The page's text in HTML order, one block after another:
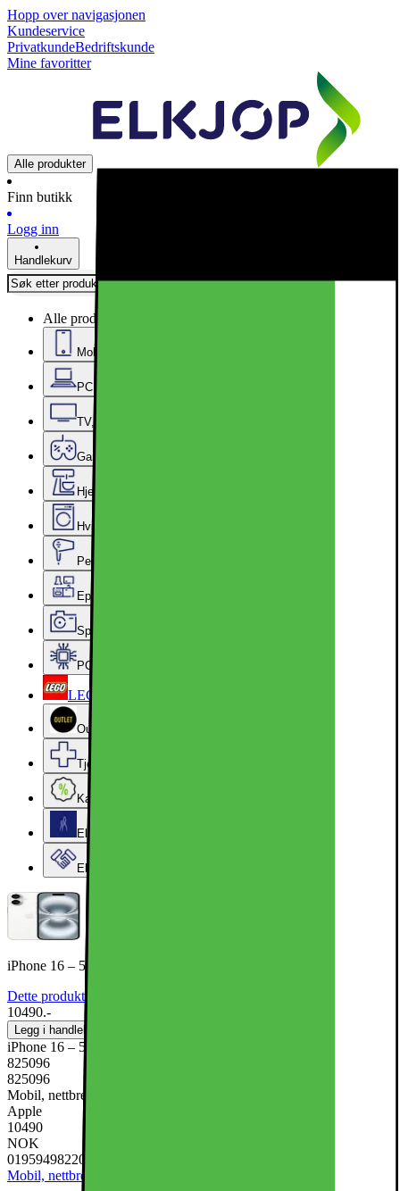
Hopp over navigasjonen
Kundeservice
PrivatkundeBedriftskunde
Mine favoritter
Alle produkter
Finn butikk
Logg inn
Handlekurv
Alle produkter
Mobil, nettbrett og smartklokker
PC, datautstyr og kontor
TV, lyd og smarte hjem
Gaming
Hjem, rengjøring og kjøkkenutstyr
Hvitevarer
Personlig pleie, skjønnhet og velvære
Epoq kjøkken og vaskerom
Sport, hobby og fritid
PC-komponenter
LEGO
Outlet
Tjenester og tilbehør
Kampanjer
Elkjøps kundeklubb
Elkjøp Bedrift
iPhone 16 – 5G smarttelefon 128GB (hvit)
Dette produktet er rangert med 4.8 av 5 stjerner.
10490.-
Legg i handlekurv
iPhone 16 – 5G smarttelefon 128GB (hvit)
825096
825096
Mobil, nettbrett og smartklokker, Mobiltelefon
Apple
10490
NOK
0195949822087
Mobil, nettbrett og smartklokker